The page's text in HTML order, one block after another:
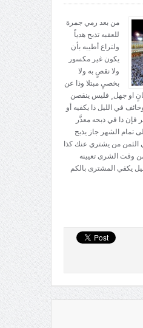
من بعد رمي جمرة
للعقبه تذبح هدياً
ولتراع أطيبه بأن
يكون غير مكسور
ولا نقصٍ به ولا
بخصيٍ مبتلا وذا عن
او جهل ٍ فليس ينقصن
في الليل ذا يكفيه أو
فإن ذا في ذبحه معذَّر
تمام الشهر جاز يذبح
الثمن من يشتري عنك كذا
وقت الشرى تعيينه
يكفي المشترى بالكم